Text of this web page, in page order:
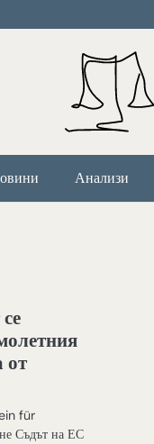
Анализи
от
für
Съдът на ЕС